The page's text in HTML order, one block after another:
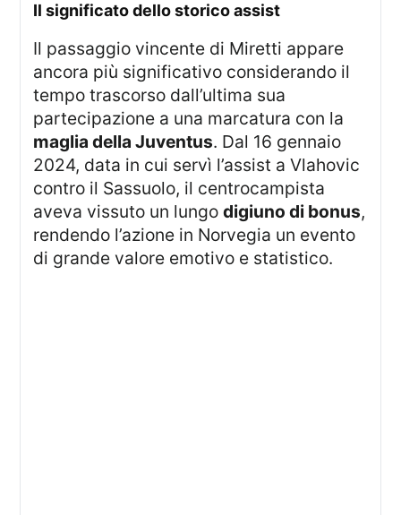
il significato dello storico assist
Il passaggio vincente di Miretti appare
ancora più significativo considerando il
tempo trascorso dall’ultima sua
partecipazione a una marcatura con la
maglia della Juventus. Dal 16 gennaio
2024, data in cui servì l’assist a Vlahovic
contro il Sassuolo, il centrocampista
aveva vissuto un lungodigiuno di bonus,
rendendo l’azione in Norvegia un evento
di grande valore emotivo e statistico.